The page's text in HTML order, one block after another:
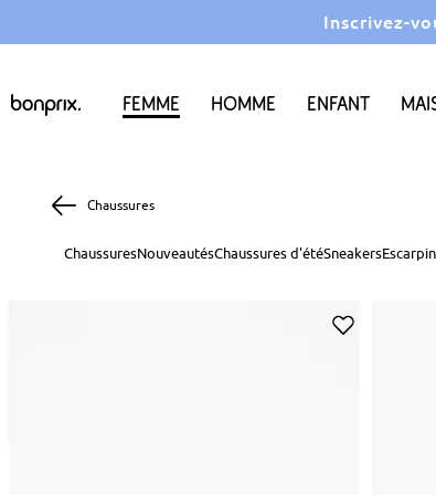
Inscrivez-
Femme Homme Enfant
Chaussures
ChaussuresNouveautésChaussures d'étéSneakers